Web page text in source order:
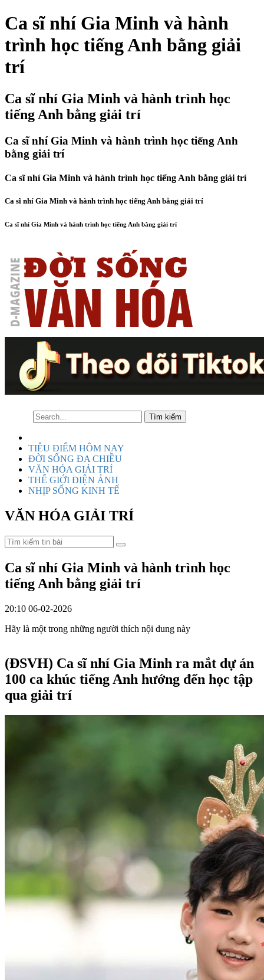
Ca sĩ nhí Gia Minh và hành
trình học tiếng Anh bằng giải
trí
Ca sĩ nhí Gia Minh và hành trình học
tiếng Anh bằng giải trí
Ca sĩ nhí Gia Minh và hành trình học tiếng Anh
bằng giải trí
Ca sĩ nhí Gia Minh và hành trình học tiếng Anh bằng giải trí
Ca sĩ nhí Gia Minh và hành trình học tiếng Anh bằng giải trí
Ca sĩ nhí Gia Minh và hành trình học tiếng Anh bằng giải trí
TIÊU ĐIỂM HÔM NAY
ĐỜI SỐNG ĐA CHIỀU
VĂN HÓA GIẢI TRÍ
THẾ GIỚI ĐIỆN ẢNH
NHỊP SỐNG KINH TẾ
VĂN HÓA GIẢI TRÍ
Ca sĩ nhí Gia Minh và hành trình học
tiếng Anh bằng giải trí
20:10 06-02-2026
Hãy là một trong những người thích nội dung này
(ĐSVH) Ca sĩ nhí Gia Minh ra mắt dự án
100 ca khúc tiếng Anh hướng đến học tập
qua giải trí